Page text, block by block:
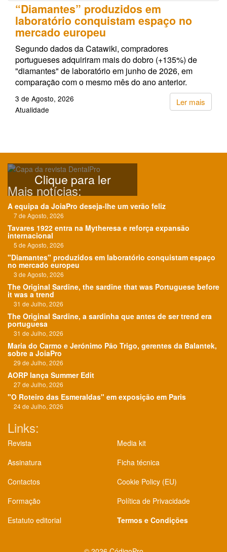
“Diamantes” produzidos em
laboratório conquistam espaço no
mercado europeu
Segundo dados da Catawiki, compradores
portugueses adquiriram mais do dobro (+135%) de
"diamantes" de laboratório em junho de 2026, em
comparação com o mesmo mês do ano anterior.
Ler mais
3 de Agosto, 2026
Atualidade
Clique para ler
Mais notícias:
A equipa da JoiaPro deseja-lhe um verão feliz
7 de Agosto, 2026
Tavares 1922 entra na Mytheresa e reforça expansão
internacional
5 de Agosto, 2026
"Diamantes" produzidos em laboratório conquistam espaço
no mercado europeu
3 de Agosto, 2026
The Original Sardine, the sardine that was Portuguese before
it was a trend
31 de Julho, 2026
The Original Sardine, a sardinha que antes de ser trend era
portuguesa
31 de Julho, 2026
Maria do Carmo e Jerónimo Pão Trigo, gerentes da Balantek,
sobre a JoiaPro
29 de Julho, 2026
AORP lança Summer Edit
27 de Julho, 2026
"O Roteiro das Esmeraldas" em exposição em Paris
24 de Julho, 2026
Links:
Revista
Assinatura
Contactos
Formação
Estatuto editorial
Media kit
Ficha técnica
Cookie Policy (EU)
Política de Privacidade
Termos e Condições